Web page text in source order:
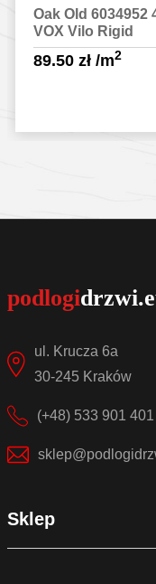
Oak Old 6034952
VOX Vilo Rigid
89.50 zł/m2
ul. Krucza 6a
30-245 Kraków
(+48) 533 901 401
Sklep